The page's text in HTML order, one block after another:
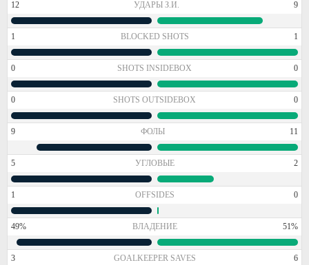
12 УДАРЫ З.И. 9
1 BLOCKED SHOTS 1
0 SHOTS INSIDEBOX 0
0 SHOTS OUTSIDEBOX 0
9 ФОЛЫ 11
5 УГЛОВЫЕ 2
1 OFFSIDES 0
49% ВЛАДЕНИЕ 51%
3 GOALKEEPER SAVES 6